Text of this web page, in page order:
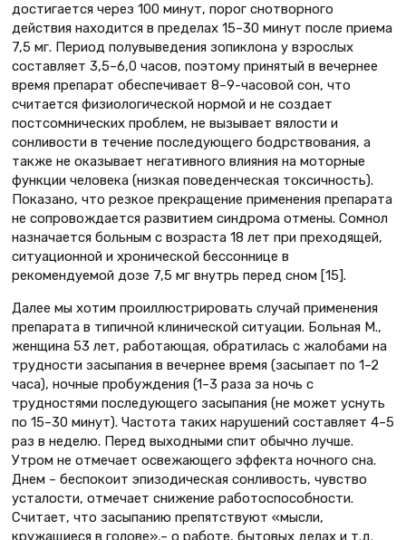
достигается через 100 минут, порог снотворного
действия находится в пределах 15–30 минут после приема
7,5 мг. Период полувыведения зопиклона у взрослых
составляет 3,5–6,0 часов, поэтому принятый в вечернее
время препарат обеспечивает 8–9-часовой сон, что
считается физиологической нормой и не создает
постсомнических проблем, не вызывает вялости и
сонливости в течение последующего бодрствования, а
также не оказывает негативного влияния на моторные
функции человека (низкая поведенческая токсичность).
Показано, что резкое прекращение применения препарата
не сопровождается развитием синдрома отмены. Сомнол
назначается больным с возраста 18 лет при преходящей,
ситуационной и хронической бессоннице в
рекомендуемой дозе 7,5 мг внутрь перед сном [15].
Далее мы хотим проиллюстрировать случай применения
препарата в типичной клинической ситуации. Больная М.,
женщина 53 лет, работающая, обратилась с жалобами на
трудности засыпания в вечернее время (засыпает по 1–2
часа), ночные пробуждения (1–3 раза за ночь с
трудностями последующего засыпания (не может уснуть
по 15–30 минут). Частота таких нарушений составляет 4–5
раз в неделю. Перед выходными спит обычно лучше.
Утром не отмечает освежающего эффекта ночного сна.
Днем – беспокоит эпизодическая сонливость, чувство
усталости, отмечает снижение работоспособности.
Считает, что засыпанию препятствуют «мысли,
кружащиеся в голове»,– о работе, бытовых делах и т.д.